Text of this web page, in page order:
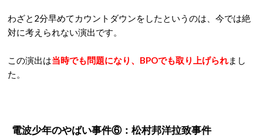
わざと2分早めてカウントダウンをしたというのは、今では絶
対に考えられない演出です。
この演出は当時でも問題になり、BPOでも取り上げられまし
た。
電波少年のやばい事件⑥：松村邦洋拉致事件